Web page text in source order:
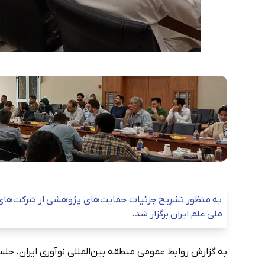
به منظور تشریح جزئیات حمایت‌های پژوهشی از شرکت‌های
ملی علم ایران برگزار شد.
به گزارش روابط عمومی منطقه بین‌المللی نوآوری